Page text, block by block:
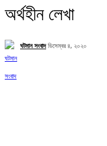
অর্থহীন লেখা
ঘটমান সংবাদ ডিসেম্বর ৪, ২০২০